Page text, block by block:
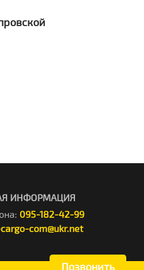
ИНФОРМАЦИЯ
095-182-42-99
com@ukr.net
Позвонить